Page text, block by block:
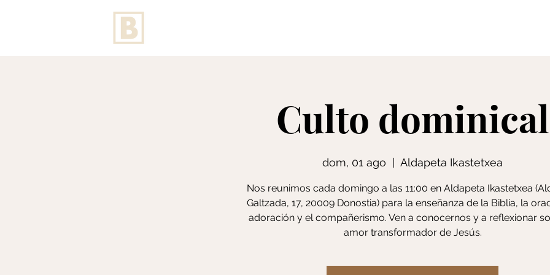
Culto dominical
dom, 01 ago Aldapeta Ikastetxea
Nos reunimos cada domingo a las 11:00 en Aldapeta Ikastetxea
Galtzada, 17, 20009 Donostia) para la enseñanza de la Biblia, la
adoración y el compañerismo. Ven a conocernos y a reflexionar
amor transformador de Jesús.